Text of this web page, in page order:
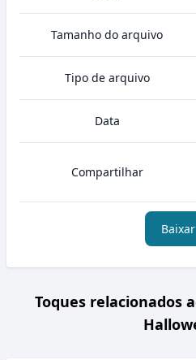
Tamanho do arquivo
Tipo de arquivo
Data
Compartilhar
Baixar
Toques relacionados